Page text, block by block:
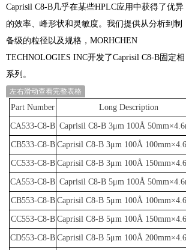
Caprisil C8-B几乎在某些HPLC应用中获得了优异
的效率、峰形状和灵敏度。我们提供从分析到制
备级的粒径以及规格，MORHCHEN
TECHNOLOGIES INC开发了Caprisil C8-B固定相
系列。
左右滑动查看完整表格
Part Number Long Description
CA533-C8-B Caprisil C8-B 3μm 100Å
CB533-C8-B Caprisil C8-B 3μm 100Å
CC533-C8-B Caprisil C8-B 3μm 100Å
CA553-C8-B Caprisil C8-B 5μm 100Å
CB553-C8-B Caprisil C8-B 5μm 100Å
CC553-C8-B Caprisil C8-B 5μm 100Å
CD553-C8-B Caprisil C8-B 5μm 100Å